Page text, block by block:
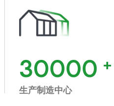
30000 +
生产制造中心